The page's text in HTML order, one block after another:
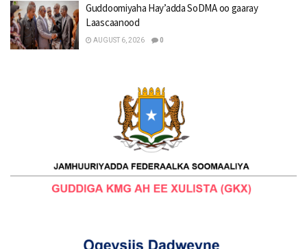
Guddoomiyaha Hay’adda SoDMA oo gaaray
Laascaanood
AUGUST 6, 2026 0